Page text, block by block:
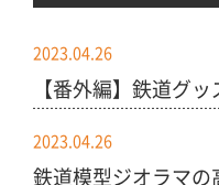
2023.04.26
【番外編】鉄道グ
2023.04.26
鉄道模型ジオラマ